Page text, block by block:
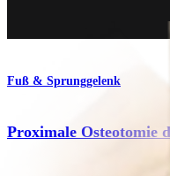
Fuß & Sprunggelenk
Proximale Osteotomie